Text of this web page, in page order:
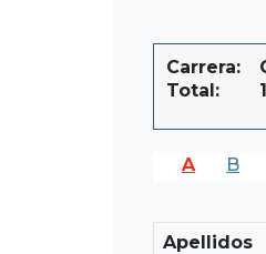
Carrera:
Total:
A B
Apellidos